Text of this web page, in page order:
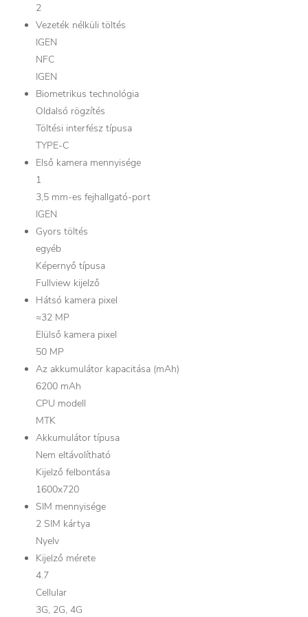
2
Vezeték nélküli töltés
IGEN
NFC
IGEN
Biometrikus technológia
Oldalsó rögzítés
Töltési interfész típusa
TYPE-C
Első kamera mennyisége
1
3,5 mm-es fejhallgató-port
IGEN
Gyors töltés
egyéb
Képernyő típusa
Fullview kijelző
Hátsó kamera pixel
≈32 MP
Elülső kamera pixel
50 MP
Az akkumulátor kapacitása (mAh)
6200 mAh
CPU modell
MTK
Akkumulátor típusa
Nem eltávolítható
Kijelző felbontása
1600x720
SIM mennyisége
2 SIM kártya
Nyelv
Kijelző mérete
4.7
Cellular
3G, 2G, 4G